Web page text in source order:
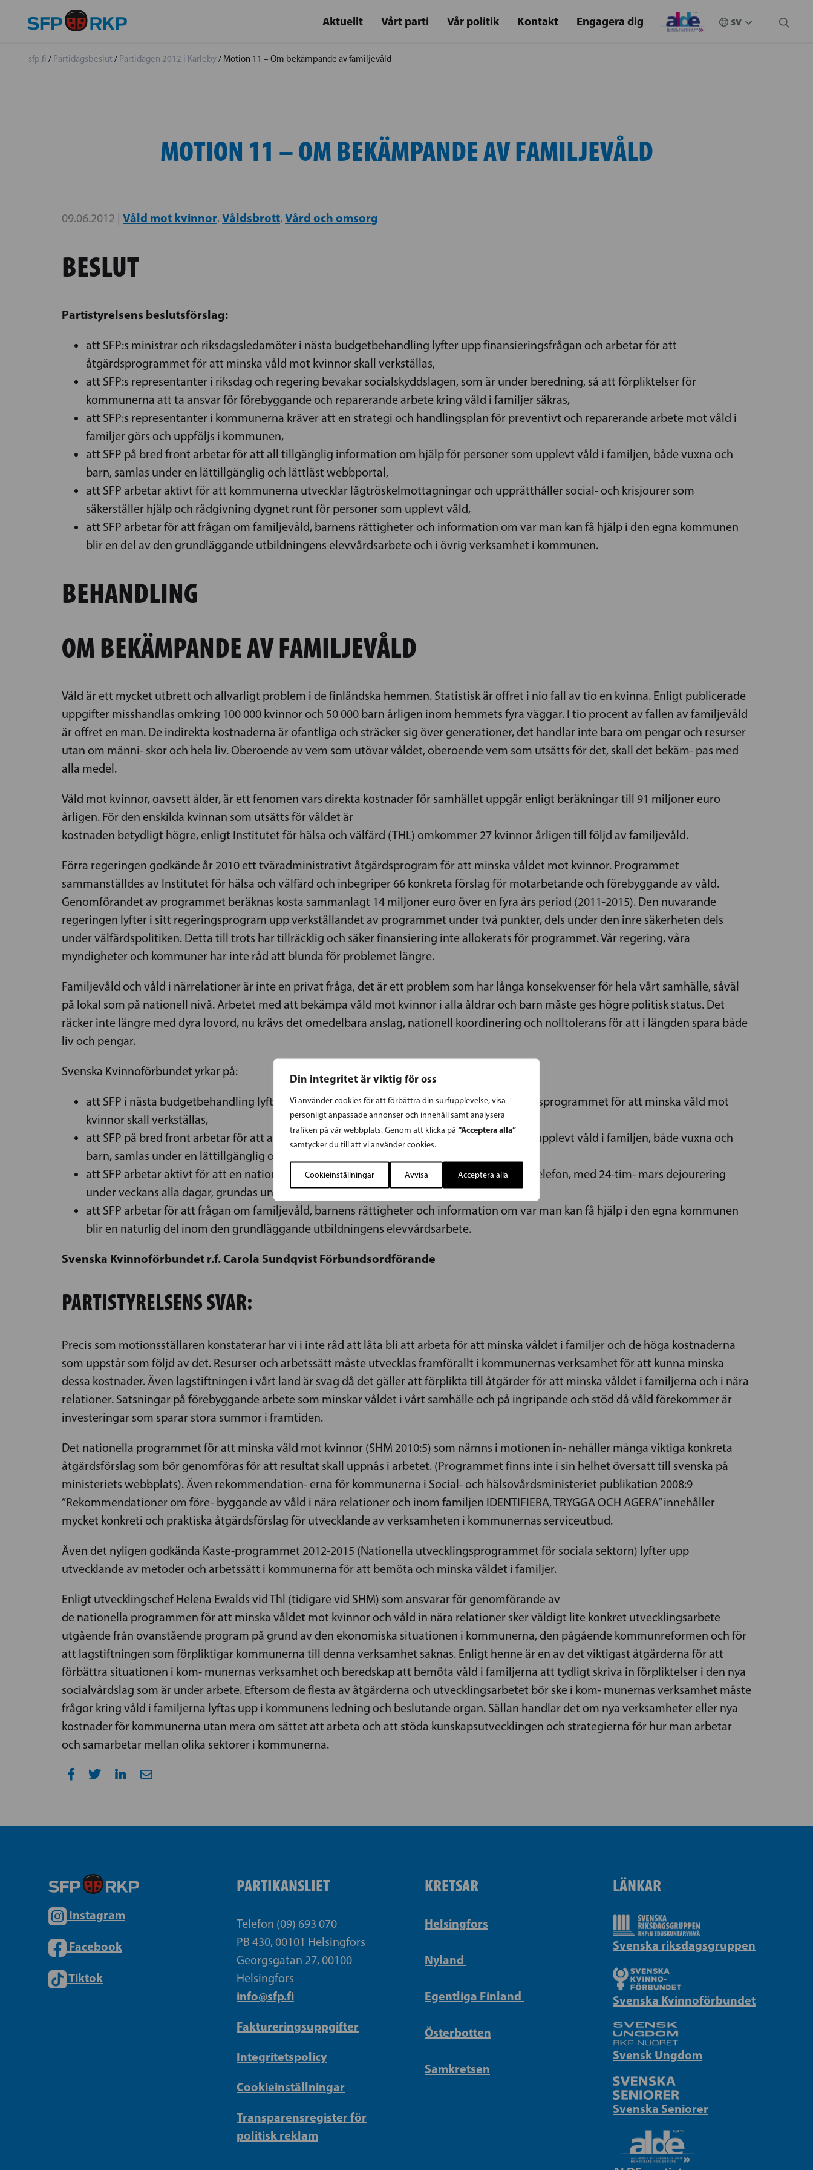
Din integritet är viktig för oss
Vi använder cookies för att förbättra din surfupplevelse, visa
personligt anpassade annonser och innehåll samt analysera
trafiken på vår webbplats. Genom att klicka på “Acceptera alla”
samtycker du till att vi använder cookies.
Cookieinställningar Avvisa Acceptera alla
Aktuellt Vårt parti Vår politik Kontakt Engagera dig
sfp.fi / Partidagsbeslut/ Partidagen 2012 i Karleby/ Motion 11 – Om bekämpande av familjevåld
MOTION 11 – OM BEKÄMPANDE AV FAMILJEVÅLD
09.06.2012 | Våld mot kvinnor, Våldsbrott, Vård och omsorg
BESLUT
Partistyrelsens beslutsförslag:
att SFP:s ministrar och riksdagsledamöter i nästa budgetbehandling lyfter upp finansieringsfrågan och arbetar för att
åtgärdsprogrammet för att minska våld mot kvinnor skall verkställas,
att SFP:s representanter i riksdag och regering bevakar socialskyddslagen, som är under beredning, så att förpliktelser för
kommunerna att ta ansvar för förebyggande och reparerande arbete kring våld i familjer säkras,
att SFP:s representanter i kommunerna kräver att en strategi och handlingsplan för preventivt och reparerande arbete mot våld i
familjer görs och uppföljs i kommunen,
att SFP på bred front arbetar för att all tillgänglig information om hjälp för personer som upplevt våld i familjen, både vuxna och
barn, samlas under en lättillgänglig och lättläst webbportal,
att SFP arbetar aktivt för att kommunerna utvecklar lågtröskelmottagningar och upprätthåller social- och krisjourer som
säkerställer hjälp och rådgivning dygnet runt för personer som upplevt våld,
att SFP arbetar för att frågan om familjevåld, barnens rättigheter och information om var man kan få hjälp i den egna kommunen
blir en del av den grundläggande utbildningens elevvårdsarbete och i övrig verksamhet i kommunen.
BEHANDLING
OM BEKÄMPANDE AV FAMILJEVÅLD
Våld är ett mycket utbrett och allvarligt problem i de finländska hemmen. Statistisk är offret i nio fall av tio en kvinna. Enligt publicerade
uppgifter misshandlas omkring 100 000 kvinnor och 50 000 barn årligen inom hemmets fyra väggar. I tio procent av fallen av familjevåld
är offret en man. De indirekta kostnaderna är ofantliga och sträcker sig över generationer, det handlar inte bara om pengar och resurser
utan om männi- skor och hela liv. Oberoende av vem som utövar våldet, oberoende vem som utsätts för det, skall det bekäm- pas med
alla medel.
Våld mot kvinnor, oavsett ålder, är ett fenomen vars direkta kostnader för samhället uppgår enligt beräkningar till 91 miljoner euro
årligen. För den enskilda kvinnan som utsätts för våldet är
kostnaden betydligt högre, enligt Institutet för hälsa och välfärd (THL) omkommer 27 kvinnor årligen till följd av familjevåld.
Förra regeringen godkände år 2010 ett tväradministrativt åtgärdsprogram för att minska våldet mot kvinnor. Programmet
sammanställdes av Institutet för hälsa och välfärd och inbegriper 66 konkreta förslag för motarbetande och förebyggande av våld.
Genomförandet av programmet beräknas kosta sammanlagt 14 miljoner euro över en fyra års period (2011-2015). Den nuvarande
regeringen lyfter i sitt regeringsprogram upp verkställandet av programmet under två punkter, dels under den inre säkerheten dels
under välfärdspolitiken. Detta till trots har tillräcklig och säker finansiering inte allokerats för programmet. Vår regering, våra
myndigheter och kommuner har inte råd att blunda för problemet längre.
Familjevåld och våld i närrelationer är inte en privat fråga, det är ett problem som har långa konsekvenser för hela vårt samhälle, såväl
på lokal som på nationell nivå. Arbetet med att bekämpa våld mot kvinnor i alla åldrar och barn måste ges högre politisk status. Det
räcker inte längre med dyra lovord, nu krävs det omedelbara anslag, nationell koordinering och nolltolerans för att i längden spara både
liv och pengar.
Svenska Kvinnoförbundet yrkar på:
att SFP i nästa budgetbehandling lyfter upp finansieringsfrågan och arbetar för att åtgärdsprogrammet för att minska våld mot
kvinnor skall verkställas,
att SFP på bred front arbetar för att all tillgänglig information om hjälp för personer som upplevt våld i familjen, både vuxna och
barn, samlas under en lättillgänglig och lättläst webbportal,
att SFP arbetar aktivt för att en nationell och med statliga budgetmedel finansierad stödtelefon, med 24-tim- mars dejourering
under veckans alla dagar, grundas under det bäst lämpade ministeriets ansvarsområde,
att SFP arbetar för att frågan om familjevåld, barnens rättigheter och information om var man kan få hjälp i den egna kommunen
blir en naturlig del inom den grundläggande utbildningens elevvårdsarbete.
Svenska Kvinnoförbundet r.f. Carola Sundqvist Förbundsordförande
PARTISTYRELSENS SVAR:
Precis som motionsställaren konstaterar har vi i inte råd att låta bli att arbeta för att minska våldet i familjer och de höga kostnaderna
som uppstår som följd av det. Resurser och arbetssätt måste utvecklas framförallt i kommunernas verksamhet för att kunna minska
dessa kostnader. Även lagstiftningen i vårt land är svag då det gäller att förplikta till åtgärder för att minska våldet i familjerna och i nära
relationer. Satsningar på förebyggande arbete som minskar våldet i vårt samhälle och på ingripande och stöd då våld förekommer är
investeringar som sparar stora summor i framtiden.
Det nationella programmet för att minska våld mot kvinnor (SHM 2010:5) som nämns i motionen in- nehåller många viktiga konkreta
åtgärdsförslag som bör genomföras för att resultat skall uppnås i arbetet. (Programmet finns inte i sin helhet översatt till svenska på
ministeriets webbplats). Även rekommendation- erna för kommunerna i Social- och hälsovårdsministeriet publikation 2008:9
”Rekommendationer om före- byggande av våld i nära relationer och inom familjen IDENTIFIERA, TRYGGA OCH AGERA” innehåller
mycket konkreti och praktiska åtgärdsförslag för utvecklande av verksamheten i kommunernas serviceutbud.
Även det nyligen godkända Kaste-programmet 2012-2015 (Nationella utvecklingsprogrammet för sociala sektorn) lyfter upp
utvecklande av metoder och arbetssätt i kommunerna för att bemöta och minska våldet i familjer.
Enligt utvecklingschef Helena Ewalds vid Thl (tidigare vid SHM) som ansvarar för genomförande av
de nationella programmen för att minska våldet mot kvinnor och våld in nära relationer sker väldigt lite konkret utvecklingsarbete
utgående från ovanstående program på grund av den ekonomiska situationen i kommunerna, den pågående kommunreformen och för
att lagstiftningen som förpliktigar kommunerna till denna verksamhet saknas. Enligt henne är en av det viktigast åtgärderna för att
förbättra situationen i kom- munernas verksamhet och beredskap att bemöta våld i familjerna att tydligt skriva in förpliktelser i den nya
socialvårdslag som är under arbete. Eftersom de flesta av åtgärderna och utvecklingsarbetet bör ske i kom- munernas verksamhet måste
frågor kring våld i familjerna lyftas upp i kommunens ledning och beslutande organ. Sällan handlar det om nya verksamheter eller nya
kostnader för kommunerna utan mera om sättet att arbeta och att stöda kunskapsutvecklingen och strategierna för hur man arbetar
och samarbetar mellan olika sektorer i kommunerna.
Instagram
Facebook
Tiktok
PARTIKANSLIET
Telefon (09) 693 070
PB 430, 00101 Helsingfors
Georgsgatan 27, 00100
Helsingfors
info@sfp.fi
Faktureringsuppgifter
Integritetspolicy
Cookieinställningar
Transparensregister för
politisk reklam
KRETSAR
Helsingfors
Nyland
Egentliga Finland
Österbotten
Samkretsen
LÄNKAR
Svenska riksdagsgruppen
Svenska Kvinnoförbundet
Svensk Ungdom
Svenska Seniorer